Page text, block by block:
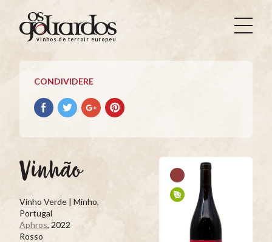
Os
Goliardos
Vinhos
Terroir
Europeus
vinhos de terroir europeus
CONDIVIDERE
Condividere
su
Condividere
su
Condividere
su
Condividere
su
Vinhão
Vinho Verde | Minho,
Portugal
Aphros, 2022
Rosso